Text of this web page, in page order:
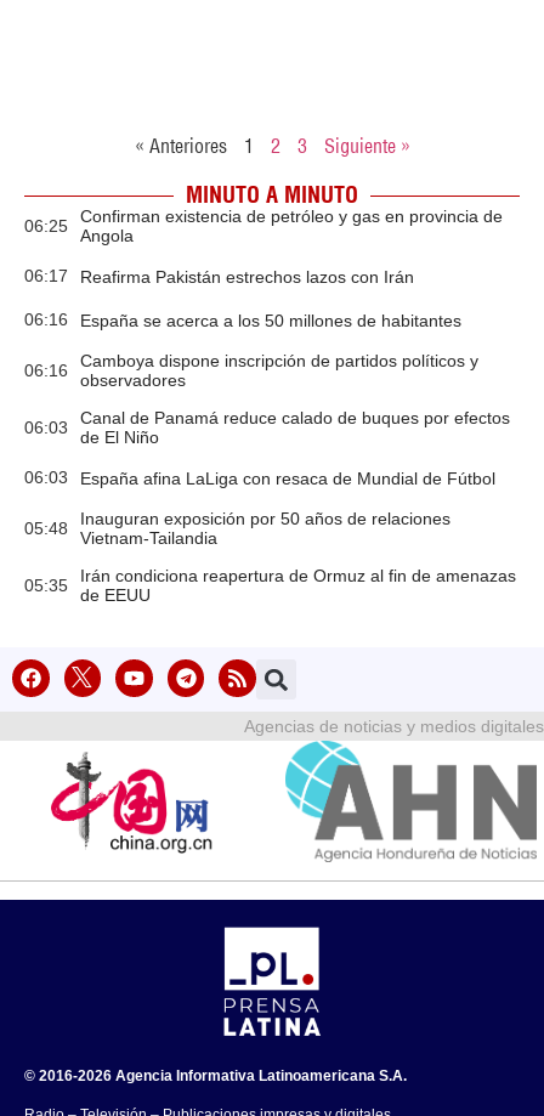
« Anteriores 1 2 3 Siguiente »
MINUTO A MINUTO
06:25
Confirman existencia de petróleo y gas en provincia de
Angola
06:17 Reafirma Pakistán estrechos lazos con Irán
06:16 España se acerca a los 50 millones de habitantes
06:16
Camboya dispone inscripción de partidos políticos y
observadores
06:03
Canal de Panamá reduce calado de buques por efectos
de El Niño
06:03 España afina LaLiga con resaca de Mundial de Fútbol
05:48
Inauguran exposición por 50 años de relaciones
Vietnam-Tailandia
05:35
Irán condiciona reapertura de Ormuz al fin de amenazas
de EEUU
Agencias de noticias y medios digitales
© 2016-2026 Agencia Informativa Latinoamericana S.A.